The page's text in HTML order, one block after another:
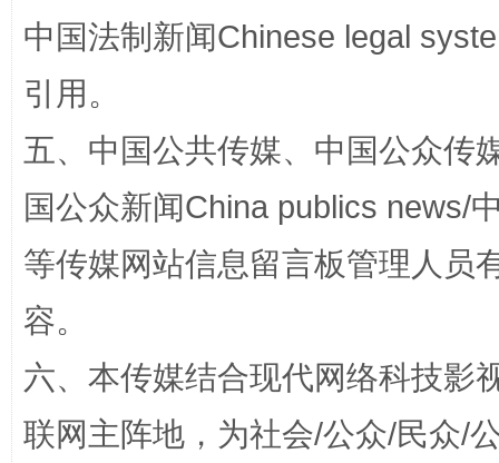
漫山遍野的桃花与雪山、麦地、白藏房 除
中国法制新闻Chinese legal
引用。
五、中国公共传媒、中国公众传
国公众新闻China publics news/
等传媒网站信息留言板管理人员
容。
六、本传媒结合现代网络科技影
联网主阵地，为社会/公众/民众/